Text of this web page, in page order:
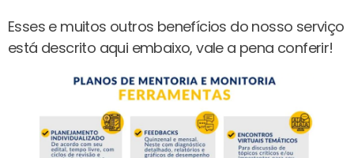
Esses e muitos outros benefícios do nosso serviço
está descrito aqui embaixo, vale a pena conferir!